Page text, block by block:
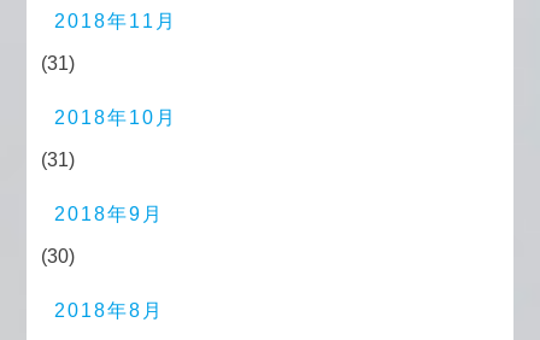
2018年11月
(31)
2018年10月
(31)
2018年9月
(30)
2018年8月